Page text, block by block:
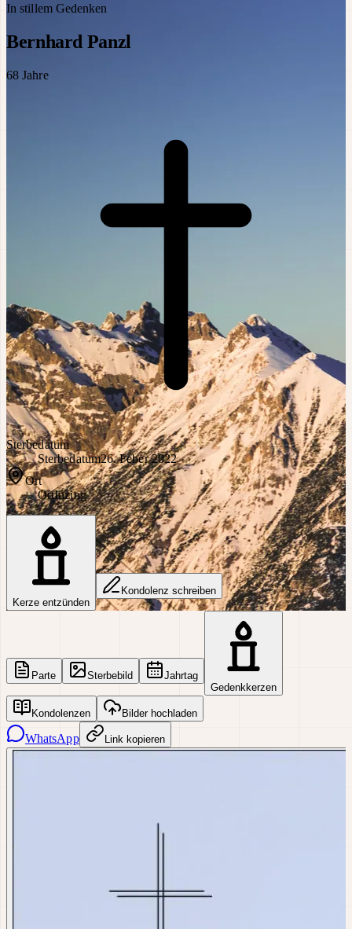
In stillem Gedenken
Bernhard Panzl
68 Jahre
Sterbedatum
Sterbedatum26. Feber 2022
Ort
OrtInzing
Kerze entzünden
Kondolenz schreiben
Parte Sterbebild
Jahrtag
Gedenkkerzen
Kondolenzen Bilder hochladen
WhatsApp Link kopieren